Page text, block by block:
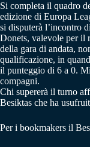
Si completa il quadro
edizione di Europa
si disputerà l’incontro
Donets, valevole per il
della gara di andata,
qualificazione, in
il punteggio di 6 a 0.
compagni.
Chi supererà il turno
Besiktas che ha
Per i bookmakers il